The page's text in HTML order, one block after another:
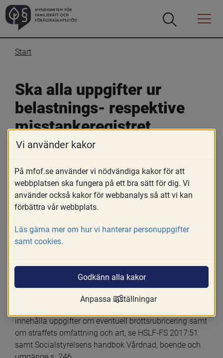
Öppna
Öppna
Menyn
Start
Ska alla uppgifter ur
belastnings- respektive
misstankeregistret
redovisas i en utredning
enligt 6 kap. 19 § 3
stycket FB och i
upplysningar enligt 6 kap.
31 januari 2019
Skriv ut
Nej. Utredaren bör endast redovisa sådana uppgifter
från belastnings- och misstankeregistret som är
innehålla uppgifter om eventuell brottsrubricering samt
om straffets omfattning och art, se HSLF-FS 2017:51
samt Socialstyrelsens handbok Vårdnad, boende och
Vi använder kakor
På mfof.se använder vi nödvändiga kakor för att
webbplatsen ska fungera på ett bra sätt för dig. Vi
använder också kakor för webbanalys så att vi kan
förbättra vår webbplats.
Läs gärna mer om hur vi hanterar personuppgifter
samt cookies.
Godkänn alla kakor
Anpassa inställningar